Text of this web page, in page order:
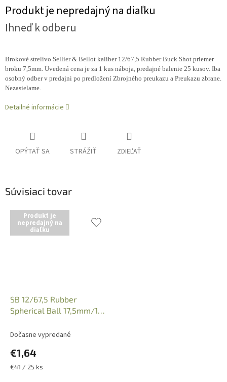
Produkt je nepredajný na diaľku
Ihneď k odberu
Brokové strelivo Sellier & Bellot kaliber 12/67,5 Rubber Buck Shot priemer
broku 7,5mm. Uvedená cena je za 1 kus náboja, predajné balenie 25 kusov. Iba
osobný odber v predajni po predložení Zbrojného preukazu a Preukazu zbrane.
Nezasielame.
Detailné informácie
OPÝTAŤ SA STRÁŽIŤ ZDIEĽAŤ
Súvisiaci tovar
Produkt je
nepredajný na
diaľku
SB 12/67,5 Rubber
Spherical Ball 17,5mm/1ks
Dočasne vypredané
€1,64
Jednotková
€41 / 25 ks